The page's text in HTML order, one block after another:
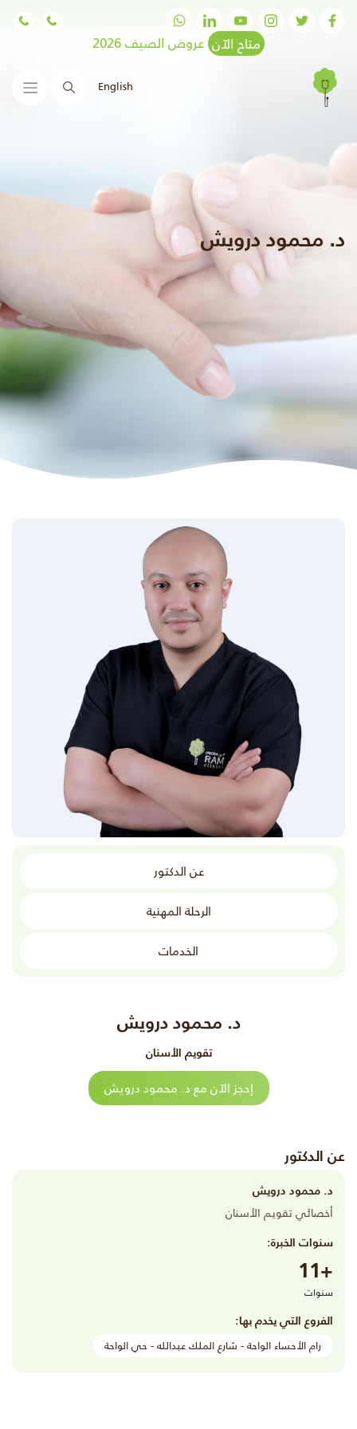
متاح الآن عروض الصيف 2026
English البحث
د. محمود درويش
عن الدكتور
الرحلة المهنية
الخدمات
د. محمود درويش
تقويم الأسنان
إحجز الآن مع د. محمود درويش
عن الدكتور
د. محمود درويش
أخصائي تقويم الأسنان
سنوات الخبرة:
+11
سنوات
الفروع التي يخدم بها:
رام الأحساء الواحة - شارع الملك عبدالله - حي الواحة